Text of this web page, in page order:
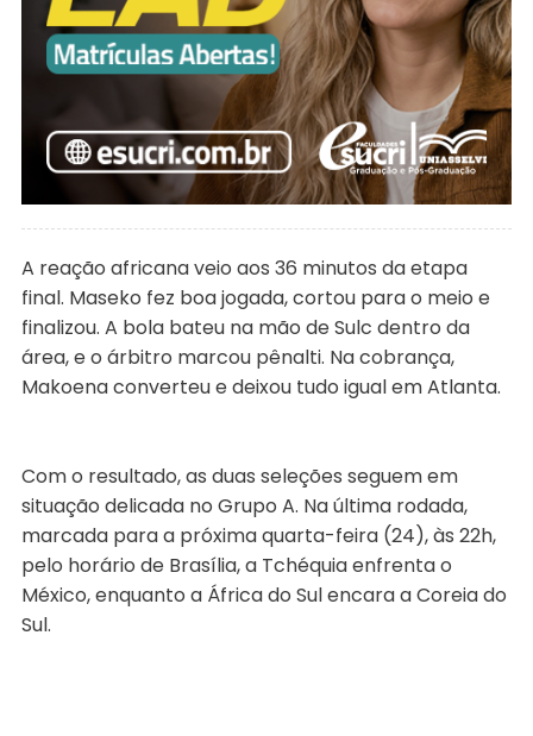
A reação africana veio aos 36 minutos da etapa
final. Maseko fez boa jogada, cortou para o meio e
finalizou. A bola bateu na mão de Sulc dentro da
área, e o árbitro marcou pênalti. Na cobrança,
Makoena converteu e deixou tudo igual em Atlanta.
Com o resultado, as duas seleções seguem em
situação delicada no Grupo A. Na última rodada,
marcada para a próxima quarta-feira (24), às 22h,
pelo horário de Brasília, a Tchéquia enfrenta o
México, enquanto a África do Sul encara a Coreia do
Sul.